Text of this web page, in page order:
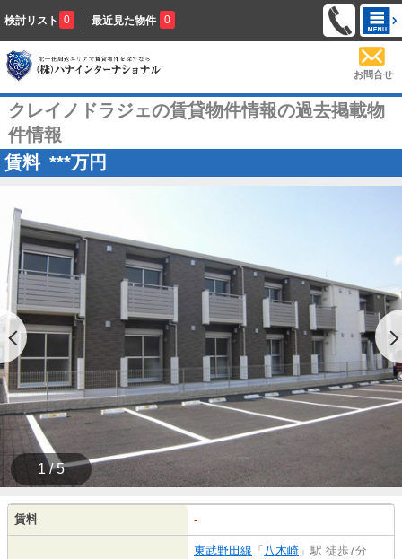
検討リスト 0 最近見た物件 0
お問合せ
クレイノドラジェの賃貸物件情報の過去掲載物
件情報
賃料 ***万円
1 / 5
賃料 -
東武野田線 「 八木崎 」駅 徒歩7分